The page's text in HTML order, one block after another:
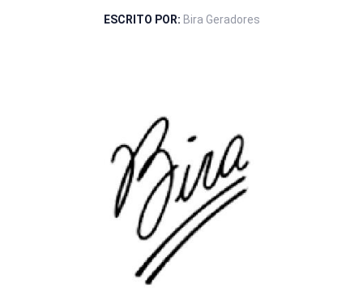
ESCRITO POR: Bira Geradores